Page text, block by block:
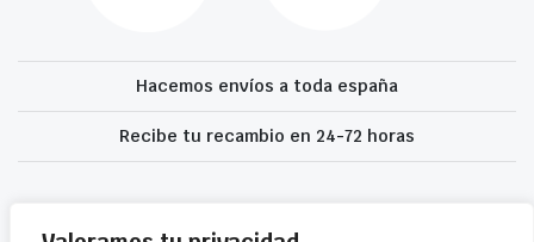
Hacemos envíos a toda españa
Recibe tu recambio en 24-72 horas
accesibilidad